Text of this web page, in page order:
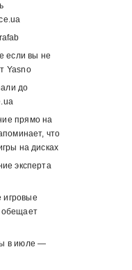
если вы не
Yasno
до
прямо на
что
на дисках
эксперта
игровые
обещает
в июле —